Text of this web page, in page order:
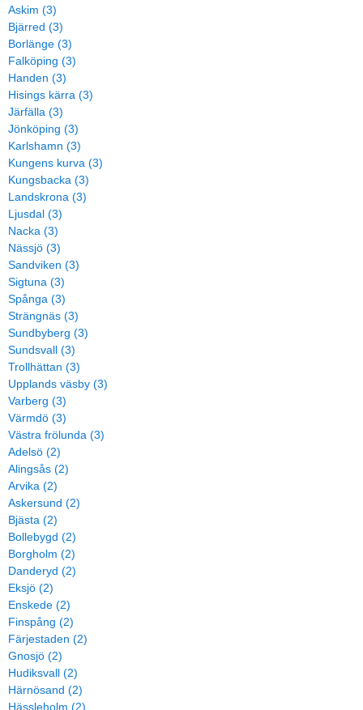
Askim (3)
Bjärred (3)
Borlänge (3)
Falköping (3)
Handen (3)
Hisings kärra (3)
Järfälla (3)
Jönköping (3)
Karlshamn (3)
Kungens kurva (3)
Kungsbacka (3)
Landskrona (3)
Ljusdal (3)
Nacka (3)
Nässjö (3)
Sandviken (3)
Sigtuna (3)
Spånga (3)
Strängnäs (3)
Sundbyberg (3)
Sundsvall (3)
Trollhättan (3)
Upplands väsby (3)
Varberg (3)
Värmdö (3)
Västra frölunda (3)
Adelsö (2)
Alingsås (2)
Arvika (2)
Askersund (2)
Bjästa (2)
Bollebygd (2)
Borgholm (2)
Danderyd (2)
Eksjö (2)
Enskede (2)
Finspång (2)
Färjestaden (2)
Gnosjö (2)
Hudiksvall (2)
Härnösand (2)
Hässleholm (2)